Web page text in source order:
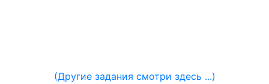
(Другие задания смотри здесь ...)